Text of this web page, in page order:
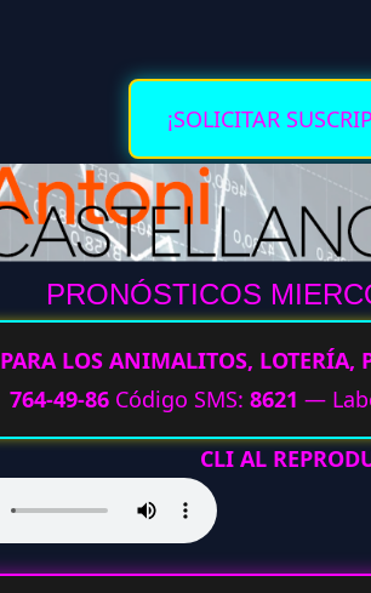
¡SOLICITAR
PRONÓSTICOS
LOS ANIMALITOS, LOTERÍA,
764-49-86 Código SMS: 8621 —
CLI AL